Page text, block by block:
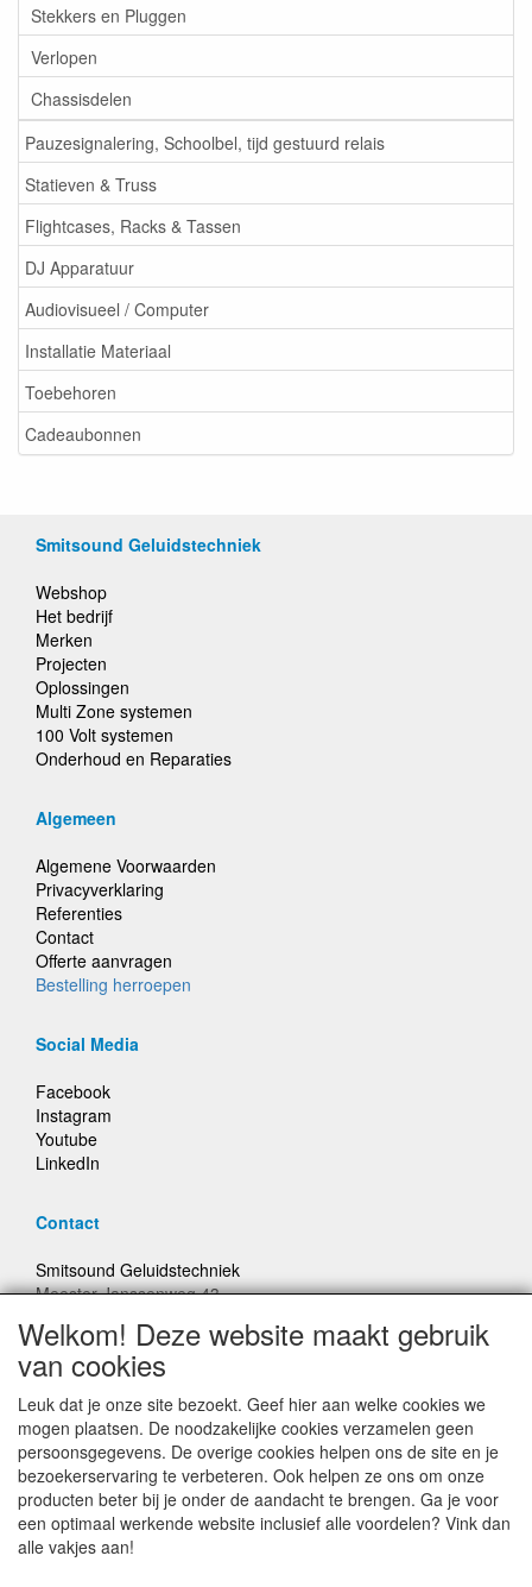
Stekkers en Pluggen
Verlopen
Chassisdelen
Pauzesignalering, Schoolbel, tijd gestuurd relais
Statieven & Truss
Flightcases, Racks & Tassen
DJ Apparatuur
Audiovisueel / Computer
Installatie Materiaal
Toebehoren
Cadeaubonnen
Smitsound Geluidstechniek
Webshop
Het bedrijf
Merken
Projecten
Oplossingen
Multi Zone systemen
100 Volt systemen
Onderhoud en Reparaties
Algemeen
Algemene Voorwaarden
Privacyverklaring
Referenties
Contact
Offerte aanvragen
Bestelling herroepen
Social Media
Facebook
Instagram
Youtube
LinkedIn
Contact
Smitsound Geluidstechniek
Meester Janssenweg 43
E-mail: info@smitsound.nl
Telefoon: +31-(0)6-22256322
Bestellingen binnen Nederland, ongeacht gewicht, verstuurd
voor € 6,95
Prijzen inclusief 21% BTW, tenzij anders vermeldt
Welkom! Deze website maakt gebruik
van cookies
Leuk dat je onze site bezoekt. Geef hier aan welke cookies we
mogen plaatsen. De noodzakelijke cookies verzamelen geen
persoonsgegevens. De overige cookies helpen ons de site en je
bezoekerservaring te verbeteren. Ook helpen ze ons om onze
producten beter bij je onder de aandacht te brengen. Ga je voor
een optimaal werkende website inclusief alle voordelen? Vink dan
alle vakjes aan!